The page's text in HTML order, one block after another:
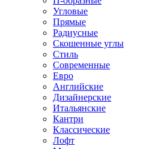
Угловые
Прямые
Радиусные
Скошенные углы
Стиль
Современные
Евро
Английские
Дизайнерские
Итальянские
Кантри
Классические
Лофт